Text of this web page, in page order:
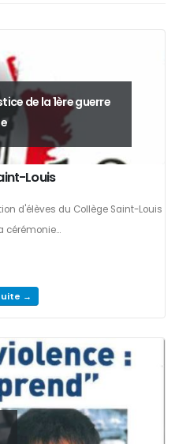
de la 1ère guerre
Louis
d'élèves du Collège Saint-Louis
cérémonie...
→